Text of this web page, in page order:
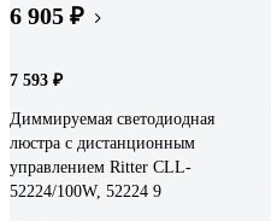
6 905 ₽
7 593 ₽
Диммируемая светодиодная
люстра с дистанционным
управлением Ritter CLL-
52224/100W, 52224 9